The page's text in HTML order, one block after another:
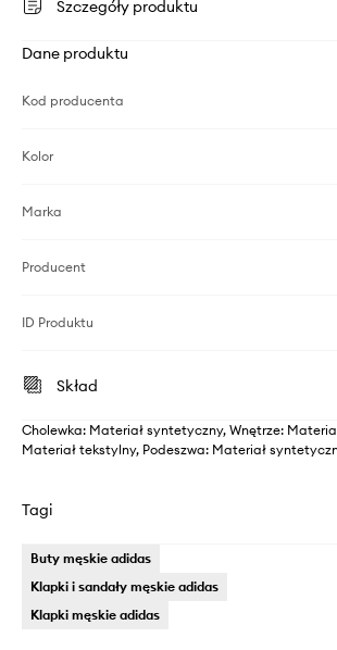
Szczegóły produktu
Dane produktu
Kod producenta
Kolor
Marka
Producent
ID Produktu
Skład
Cholewka: Materiał syntetyczny, Wnętrze:
Materiał tekstylny, Podeszwa: Materiał
Tagi
Buty męskie adidas
Klapki i sandały męskie adidas
Klapki męskie adidas